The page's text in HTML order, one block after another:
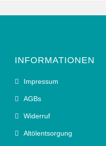
INFORMATIONEN
Impressum
AGBs
Widerruf
Altölentsorgung